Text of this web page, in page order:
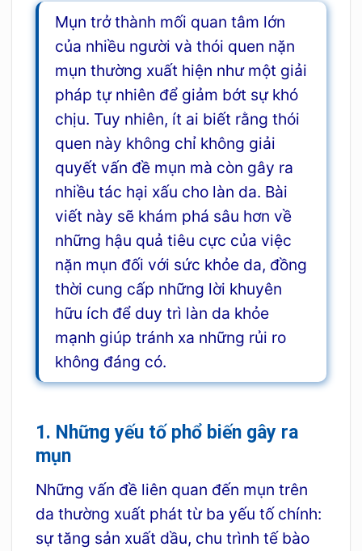
Mụn trở thành mối quan tâm lớn
của nhiều người và thói quen nặn
mụn thường xuất hiện như một giải
pháp tự nhiên để giảm bớt sự khó
chịu. Tuy nhiên, ít ai biết rằng thói
quen này không chỉ không giải
quyết vấn đề mụn mà còn gây ra
nhiều tác hại xấu cho làn da. Bài
viết này sẽ khám phá sâu hơn về
những hậu quả tiêu cực của việc
nặn mụn đối với sức khỏe da, đồng
thời cung cấp những lời khuyên
hữu ích để duy trì làn da khỏe
mạnh giúp tránh xa những rủi ro
không đáng có.
1. Những yếu tố phổ biến gây ra
mụn
Những vấn đề liên quan đến mụn trên
da thường xuất phát từ ba yếu tố chính:
sự tăng sản xuất dầu, chu trình tế bào